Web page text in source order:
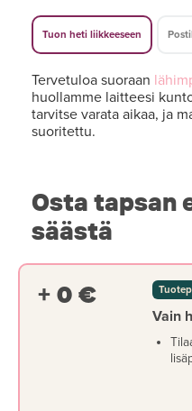
Tuon heti liikkeeseen
Tervetuloa suoraan
huollamme laitteesi
tarvitse varata aikaa, ja
suoritettu.
Osta tapsan
säästä
+ 0 €
Vain